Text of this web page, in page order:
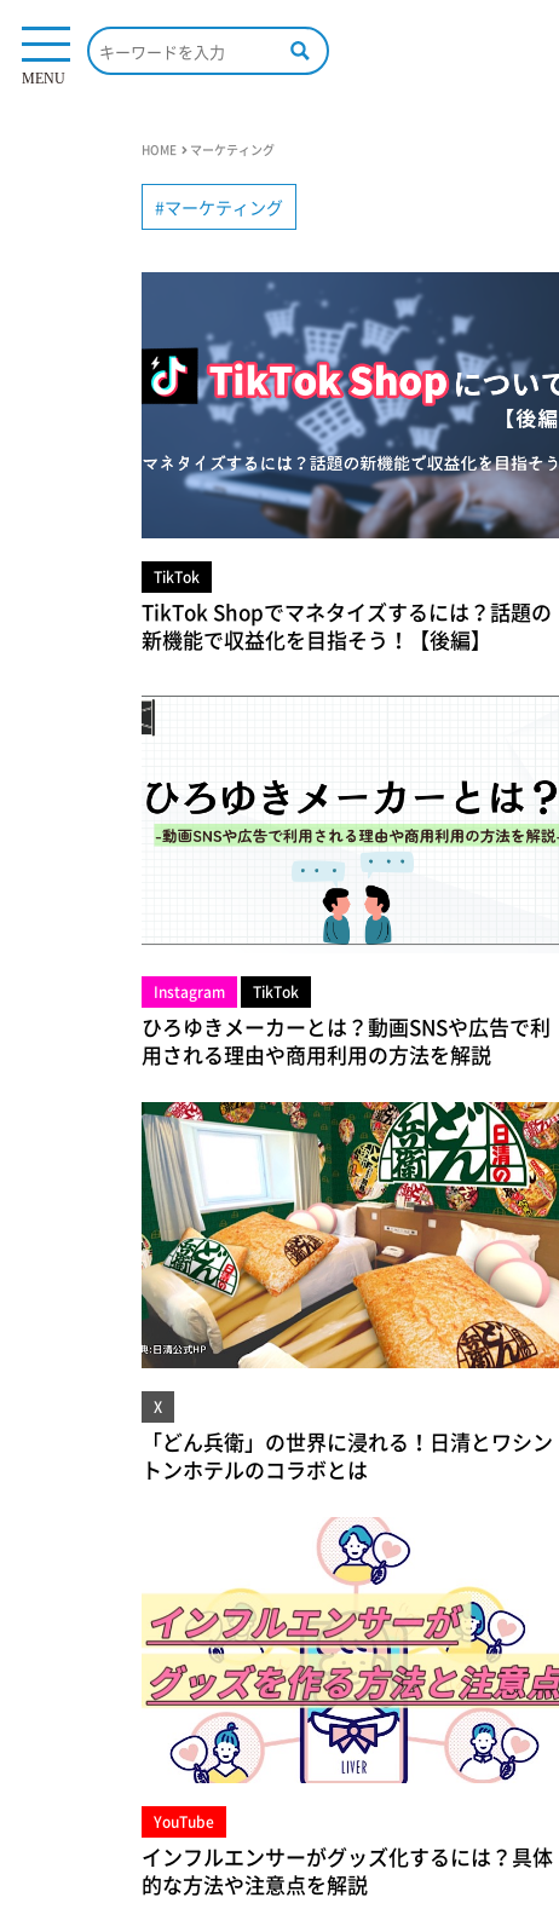
MENU
HOME マーケティング
マーケティング
TikTok
TikTok Shopでマネタイズするには？話題の
新機能で収益化を目指そう！【後編】
Instagram TikTok
ひろゆきメーカーとは？動画SNSや広告で利
用される理由や商用利用の方法を解説
X
「どん兵衛」の世界に浸れる！日清とワシン
トンホテルのコラボとは
YouTube
インフルエンサーがグッズ化するには？具体
的な方法や注意点を解説